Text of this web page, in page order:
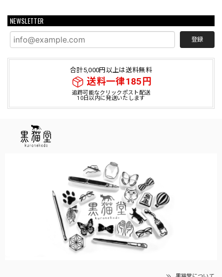
NEWSLETTER
登録
合計5,000円以上は送料無料
送料一律185円
追跡可能なクリックポスト配送
10日以内に発送いたします